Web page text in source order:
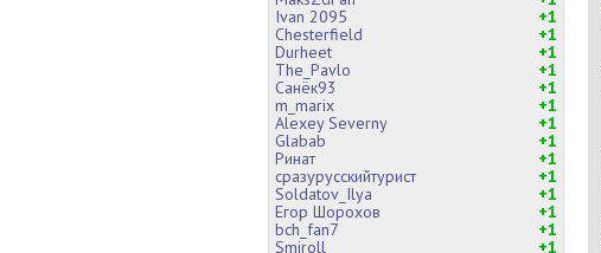
Ivan 2095
+1
Chesterfield
+1
Durheet
+1
The_Pavlo
+1
Санёк93
+1
m_marix
+1
Alexey Severny
+1
Glabab
+1
Ринат
+1
сразурусскийтурист
+1
Soldatov_Ilya
+1
Егор Шорохов
+1
bch_fan7
+1
Smiroll
+1